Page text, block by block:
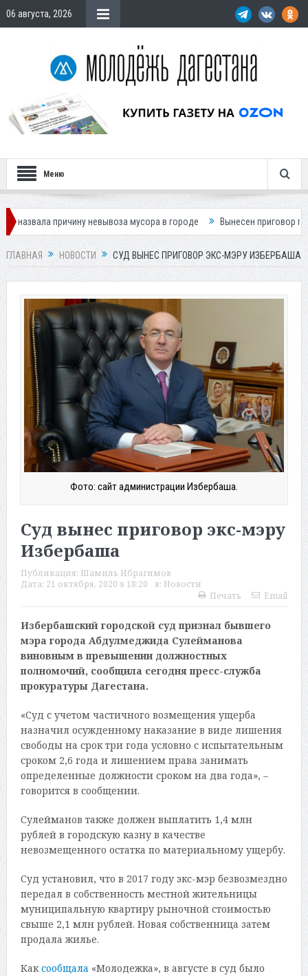
06 августа, 2026
Меню
невывоза мусора в городе Вынесен приговор по делу о
ГЛАВНАЯ НОВОСТИ СУД ВЫНЕС ПРИГОВОР ЭКС-МЭРУ ИЗБЕРБАША
Фото: сайт администрации Избербаша.
Суд вынес приговор экс-мэру
Избербаша
Публикация: Шамиль Ибрагимов
Дата: 21 октября, 2020 в 18:20 в: Новости
Печать
Email
Избербашский городской суд признал бывшего
мэра города Абдулмеджида Сулейманова
виновным в превышении должностных
полномочий, сообщила сегодня пресс-служба
прокуратуры Дагестана.
«Суд с учетом частичного возмещения ущерба
назначил осужденному наказание в виде лишения
свободы на срок три года условно с испытательным
сроком 2,6 года и лишением права занимать
определенные должности сроком на два года», –
говорится в сообщении.
Сулейманов также должен выплатить 1,4 млн
рублей в городскую казну в качестве
невозмещенного остатка по материальному ущербу.
Суд установил, что в 2017 году экс-мэр безвозмездно
передал в собственность местной жительницы
муниципальную квартиру рыночной стоимостью
свыше 2,1 млн рублей. Новая собственница затем
продала жилье.
Каксообщала «Молодежка», в августе в суд было